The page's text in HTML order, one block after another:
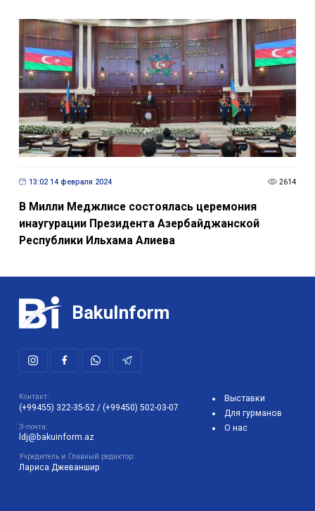
13:02 14 февраля 2024 2614
В Милли Меджлисе состоялась церемония
инаугурации Президента Азербайджанской
Республики Ильхама Алиева
BakuInform
Контакт:
(+99455) 322-35-52 / (+99450) 502-03-07
Э-почта:
ldj@bakuinform.az
Учредитель и Главный редактор:
Лариса Джеваншир
Выставки
Для гурманов
О нас